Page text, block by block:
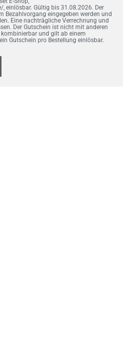
einlösbar. Gültig bis 31.08.2026. Der
Bezahlvorgang eingegeben werden und
Eine nachträgliche Verrechnung und
Der Gutschein ist nicht mit anderen
und gilt ab einem
Gutschein pro Bestellung einlösbar.